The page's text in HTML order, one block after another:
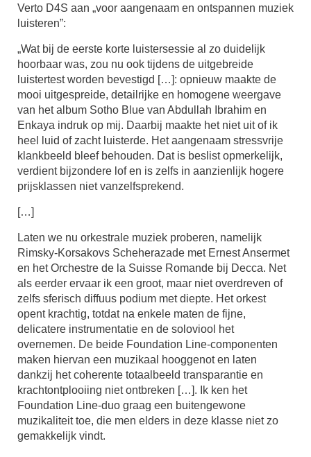
Verto D4S aan „voor aangenaam en ontspannen muziek
luisteren”:
„Wat bij de eerste korte luistersessie al zo duidelijk
hoorbaar was, zou nu ook tijdens de uitgebreide
luistertest worden bevestigd […]: opnieuw maakte de
mooi uitgespreide, detailrijke en homogene weergave
van het album Sotho Blue van Abdullah Ibrahim en
Enkaya indruk op mij. Daarbij maakte het niet uit of ik
heel luid of zacht luisterde. Het aangenaam stressvrije
klankbeeld bleef behouden. Dat is beslist opmerkelijk,
verdient bijzondere lof en is zelfs in aanzienlijk hogere
prijsklassen niet vanzelfsprekend.
[…]
Laten we nu orkestrale muziek proberen, namelijk
Rimsky-Korsakovs Scheherazade met Ernest Ansermet
en het Orchestre de la Suisse Romande bij Decca. Net
als eerder ervaar ik een groot, maar niet overdreven of
zelfs sferisch diffuus podium met diepte. Het orkest
opent krachtig, totdat na enkele maten de fijne,
delicatere instrumentatie en de soloviool het
overnemen. De beide Foundation Line-componenten
maken hiervan een muzikaal hooggenot en laten
dankzij het coherente totaalbeeld transparantie en
krachtontplooiing niet ontbreken […]. Ik ken het
Foundation Line-duo graag een buitengewone
muzikaliteit toe, die men elders in deze klasse niet zo
gemakkelijk vindt.